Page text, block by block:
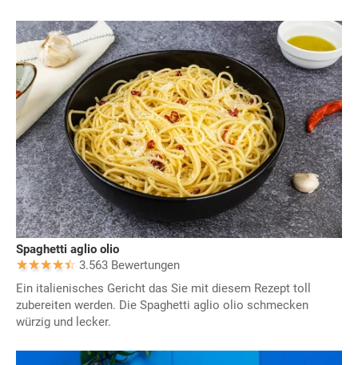
Spaghetti aglio olio
3.563 Bewertungen
Ein italienisches Gericht das Sie mit diesem Rezept toll
zubereiten werden. Die Spaghetti aglio olio schmecken
würzig und lecker.